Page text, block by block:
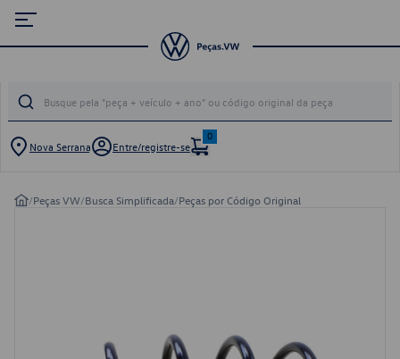
Nova Serrana Entre/registre-se
0
/Peças VW/Busca Simplificada/Peças por Código Original